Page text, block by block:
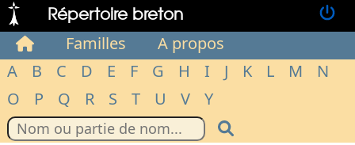
Répertoire breton
Familles
A propos
A
B C D E F G H I J K L M
N
O
P Q R S T U V Y